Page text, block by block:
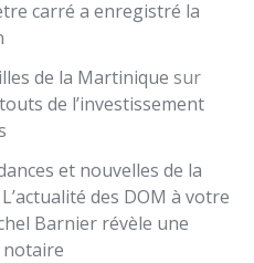
carré a enregistré la
de la Martinique sur
de l’investissement
et nouvelles de la
des DOM à votre
Barnier révèle une